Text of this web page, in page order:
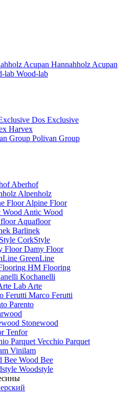
Hannahholz Acupan
Wood-lab
Dos Exclusive
Harvex
Polivan Group
Aberhof
Alpenholz
Alpine Floor
Antic Wood
Aquafloor
Barlinek
CorkStyle
Damy Floor
GreenLine
HM Flooring
Kochanelli
Lab Arte
Marco Ferutti
Parento
Stonewood
Tenfor
Vecchio Parquet
Vinilam
Wood Bee
Woodstyle